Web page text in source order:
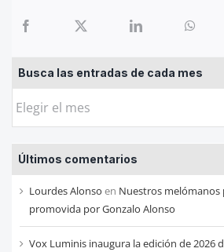
Busca las entradas de cada mes
Busca
entradas
de
cada
mes
Últimos comentarios
Lourdes Alonso en Nuestros melómanos
promovida por Gonzalo Alonso
Vox Luminis inaugura la edición de 2026